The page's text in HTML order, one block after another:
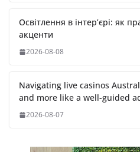
Освітлення в інтер’єрі: як
акценти
2026-08-08
Navigating live casinos
and more like a well-guided
2026-08-07